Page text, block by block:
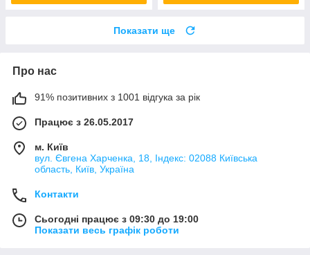
Показати ще
Про нас
91% позитивних з 1001 відгука за рік
Працює з 26.05.2017
м. Київ
вул. Євгена Харченка, 18, Індекс: 02088 Київська
область, Київ, Україна
Контакти
Сьогодні працює з 09:30 до 19:00
Показати весь графік роботи